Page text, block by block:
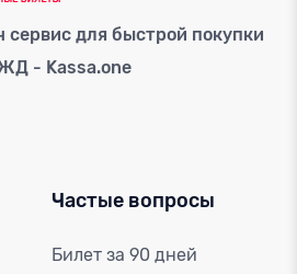
для быстрой покупки
- Kassa.one
Частые вопросы
Билет за 90 дней